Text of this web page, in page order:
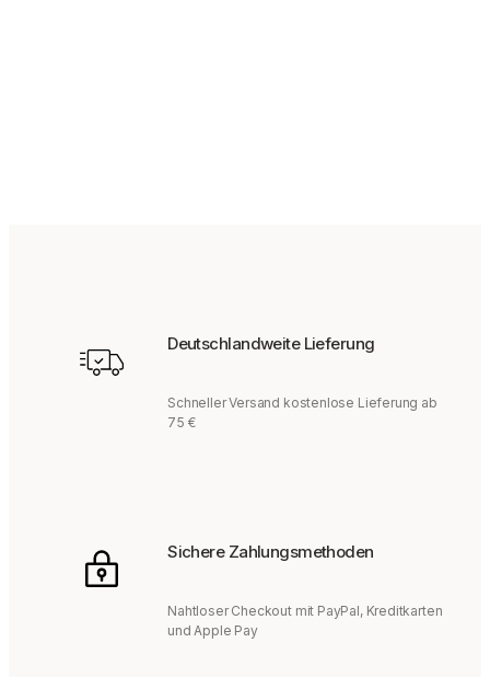
Deutschlandweite Lieferung
Schneller Versand kostenlose Lieferung ab
75 €
Sichere Zahlungsmethoden
Nahtloser Checkout mit PayPal, Kreditkarten
und Apple Pay